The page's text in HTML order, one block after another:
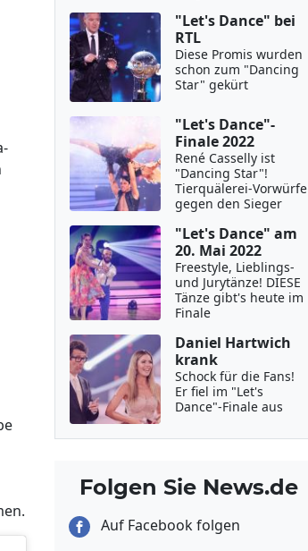
"Let's Dance" bei
RTL
Diese Promis wurden
schon zum "Dancing
Star" gekürt
"Let's Dance"-
Finale 2022
René Casselly ist
"Dancing Star"!
Tierquälerei-Vorwürfe
gegen den Sieger
"Let's Dance" am
20. Mai 2022
Freestyle, Lieblings-
und Jurytänze! DIESE
Tänze gibt's heute im
Finale
Daniel Hartwich
krank
Schock für die Fans!
Er fiel im "Let's
Dance"-Finale aus
Folgen Sie News.de
Auf Facebook folgen